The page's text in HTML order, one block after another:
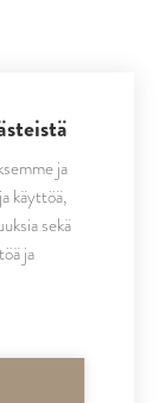
ja
käyttöä,
sekä
ja